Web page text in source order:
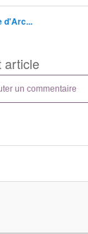
d'Arc...
article
un commentaire